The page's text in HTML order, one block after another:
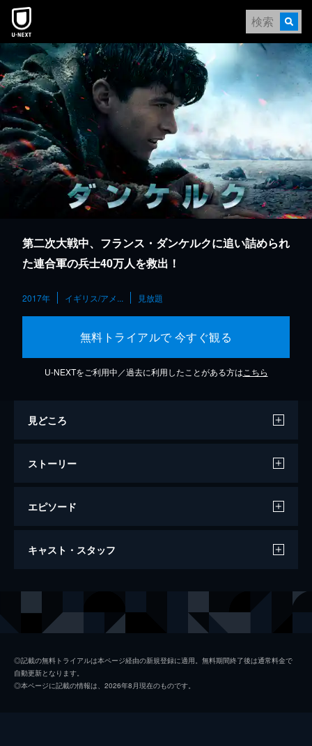
本文へスキップ
第二次大戦中、フランス・ダンケルクに追い詰められ
た連合軍の兵士40万人を救出！
2017年 イギリス/アメ... 見放題
無料トライアルで 今すぐ観る
U-NEXTをご利用中／過去に利用したことがある方は こちら
見どころ
ストーリー
エピソード
ダンケルク
キャスト・スタッフ
ピーター
◎記載の無料トライアルは本ページ経由の新規登録に適用。無料期間終了後は通常料金で
自動更新となります。
◎本ページに記載の情報は、2026年8月現在のものです。